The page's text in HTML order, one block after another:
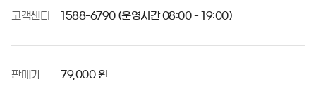
고객센터 1588-6790 (운영시간 08:00 - 19:00)
판매가 79,000 원